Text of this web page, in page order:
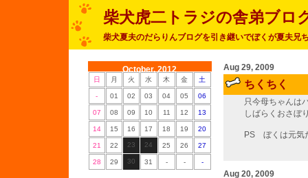
柴犬虎二トラジの舎弟ブロ
柴犬夏夫のだらりんブログを引き継いでぼくが夏夫兄
October, 2012
日 月 火 水 木 金 土
- 01 02 03 04 05 06
07 08 09 10 11 12 13
14 15 16 17 18 19 20
21 22 23 24 25 26 27
28 29 30 31 - - -
Aug 29, 2009
ちくちく
只今母ちゃんは
しばらくおさぼ
PS ぼくは元気
Aug 20, 2009